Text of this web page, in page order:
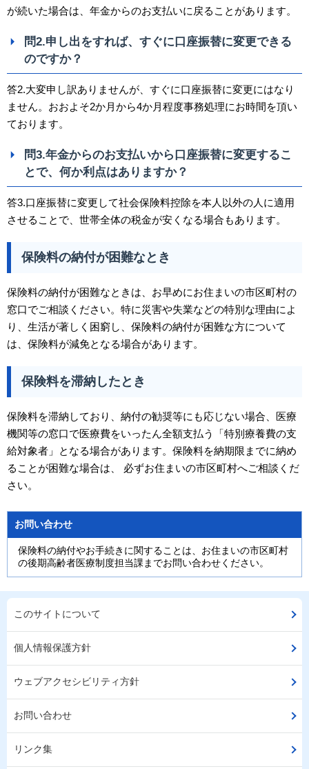
が続いた場合は、年金からのお支払いに戻ることがあります。
問2.申し出をすれば、すぐに口座振替に変更できる
のですか？
答2.大変申し訳ありませんが、すぐに口座振替に変更にはなり
ません。おおよそ2か月から4か月程度事務処理にお時間を頂い
ております。
問3.年金からのお支払いから口座振替に変更するこ
とで、何か利点はありますか？
答3.口座振替に変更して社会保険料控除を本人以外の人に適用
させることで、世帯全体の税金が安くなる場合もあります。
保険料の納付が困難なとき
保険料の納付が困難なときは、お早めにお住まいの市区町村の
窓口でご相談ください。特に災害や失業などの特別な理由によ
り、生活が著しく困窮し、保険料の納付が困難な方について
は、保険料が減免となる場合があります。
保険料を滞納したとき
保険料を滞納しており、納付の勧奨等にも応じない場合、医療
機関等の窓口で医療費をいったん全額支払う「特別療養費の支
給対象者」となる場合があります。保険料を納期限までに納め
ることが困難な場合は、 必ずお住まいの市区町村へご相談くだ
さい。
お問い合わせ
保険料の納付やお手続きに関することは、お住まいの市区町村
の後期高齢者医療制度担当課までお問い合わせください。
このサイトについて
個人情報保護方針
ウェブアクセシビリティ方針
お問い合わせ
リンク集